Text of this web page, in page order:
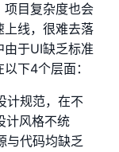
项目复杂度也会
上线，很难去落
于UI缺乏标准
下4个层面：
计规范，在不
计风格不统
与代码均缺乏